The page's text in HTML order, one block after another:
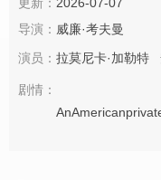
导演： 威廉·考夫曼
演员： 拉莫尼卡·加勒特
剧情：